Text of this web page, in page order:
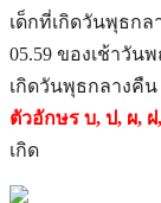
เด็กที่เกิดวันพุธกล
05.59 ของเช้าวัน
เกิดวันพุธกลางคื
ตัวอักษร บ, ป, ผ,
เกิด